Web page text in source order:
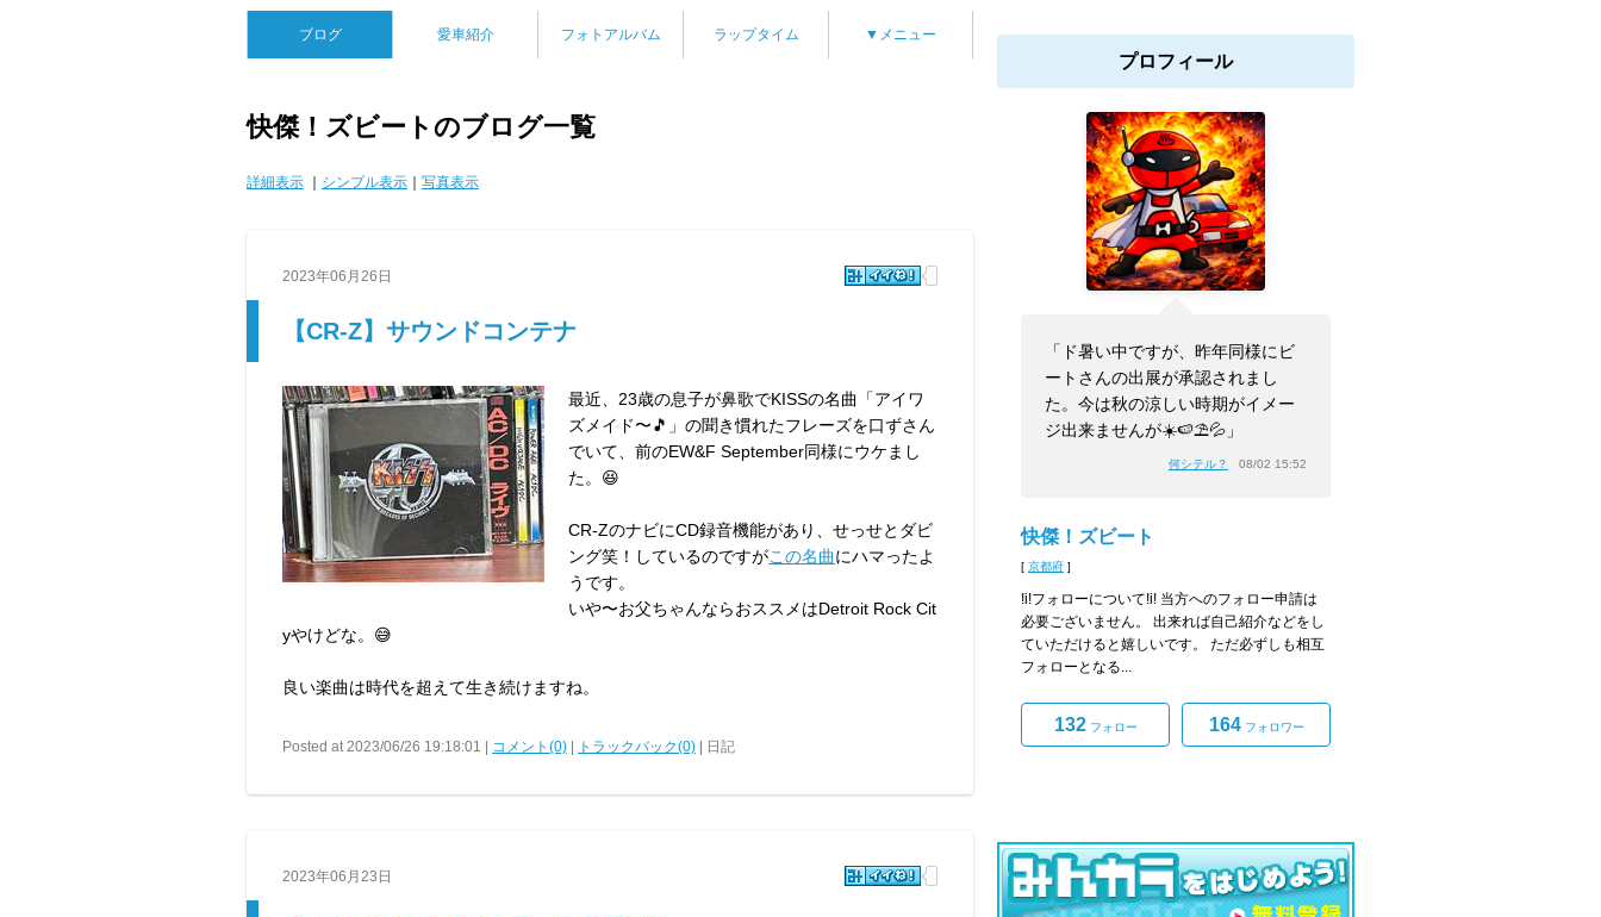
ブログ 愛車紹介 フォトアルバム ラップタイム ▼メニュー
快傑！ズビートのブログ一覧
詳細表示 シンプル表示 写真表示
2023年06月26日
【CR-Z】サウンドコンテナ
最近、23歳の息子が鼻歌でKISSの名曲「アイワ
ズメイド〜🎵」の聞き慣れたフレーズを口ずさん
でいて、前のEW&F September同様にウケまし
た。😆
CR-ZのナビにCD録音機能があり、せっせとダビ
ング笑！しているのですがこの名曲にハマったよ
うです。
いや〜お父ちゃんならおススメはDetroit Rock Cit
yやけどな。😅
良い楽曲は時代を超えて生き続けますね。
Posted at 2023/06/26 19:18:01 | コメント(0) トラックバック(0) | 日記
2023年06月23日
プロフィール
「ド暑い中ですが、昨年同様にビ
ートさんの出展が承認されまし
た。今は秋の涼しい時期がイメー
ジ出来ませんが☀️🍉⛱️💦」
何シテル？ 08/02 15:52
快傑！ズビート
[ 京都府 ]
!i!フォローについて!i! 当方へのフォロー申請は
必要ございません。 出来れば自己紹介などをし
ていただけると嬉しいです。 ただ必ずしも相互
フォローとなる...
132フォロー 164フォロワー